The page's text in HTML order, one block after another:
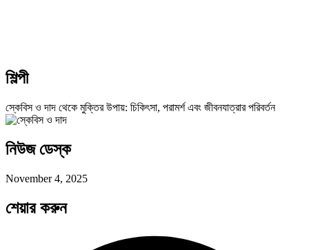
শিল্পী
স্কেবিস ও দাদ থেকে মুক্তির উপায়: চিকিৎসা, পরামর্শ এবং জীবনযাত্রার পরিবর্তন
নিউজ ডেস্ক
November 4, 2025
শেয়ার করুন